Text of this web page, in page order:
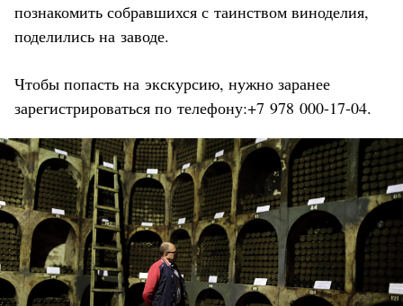
познакомить собравшихся с таинством виноделия,
поделились на заводе.
Чтобы попасть на экскурсию, нужно заранее
зарегистрироваться по телефону:+7 978 000-17-04.